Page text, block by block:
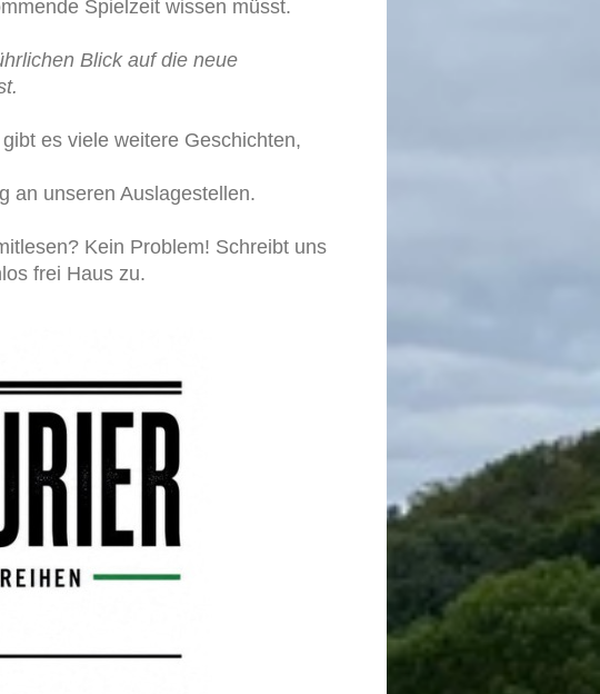
Spielzeit wissen müsst.
Blick auf die neue
es viele weitere Geschichten,
an unseren Auslagestellen.
Kein Problem! Schreibt uns
frei Haus zu.